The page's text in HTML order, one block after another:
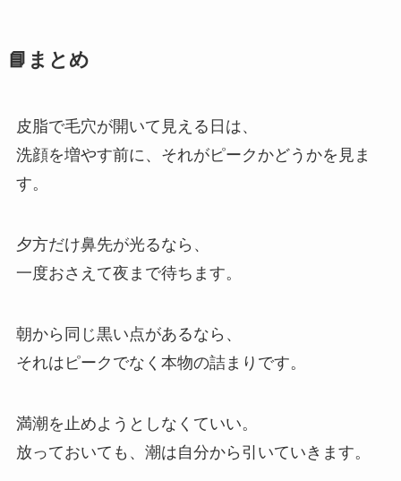
📘まとめ
皮脂で毛穴が開いて見える日は、
洗顔を増やす前に、それがピークかどうかを見ま
す。
夕方だけ鼻先が光るなら、
一度おさえて夜まで待ちます。
朝から同じ黒い点があるなら、
それはピークでなく本物の詰まりです。
満潮を止めようとしなくていい。
放っておいても、潮は自分から引いていきます。